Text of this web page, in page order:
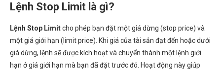
Lệnh Stop Limit là gì?
Lệnh Stop Limitcho phép bạn đặt một giá dừng (stop price) và
một giá giới hạn (limit price). Khi giá của tài sản đạt đến hoặc dưới
giá dừng, lệnh sẽ được kích hoạt và chuyển thành một lệnh giới
hạn ở giá giới hạn mà bạn đã đặt trước đó. Hoạt động này giúp